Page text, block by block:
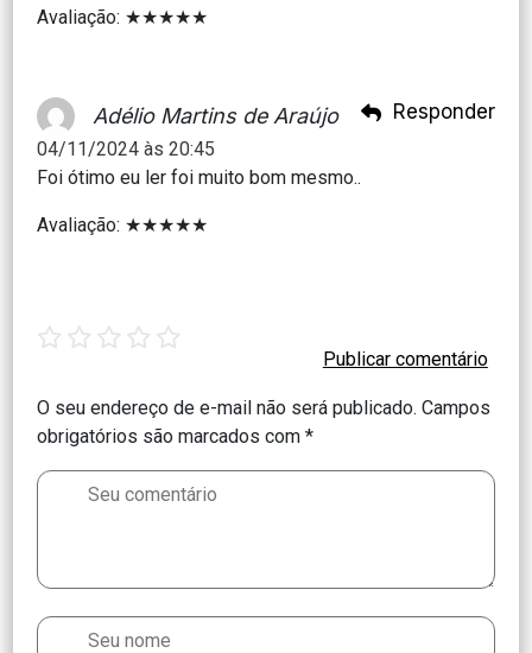
Avaliação: ★★★★★
Adélio Martins de Araújo
04/11/2024 às 20:45
Foi ótimo eu ler foi muito bom mesmo..
Avaliação: ★★★★★
Responder
O seu endereço de e-mail não será publicado. Campos
obrigatórios são marcados com*
star stars stars stars stars